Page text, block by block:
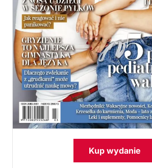
Kup wydanie